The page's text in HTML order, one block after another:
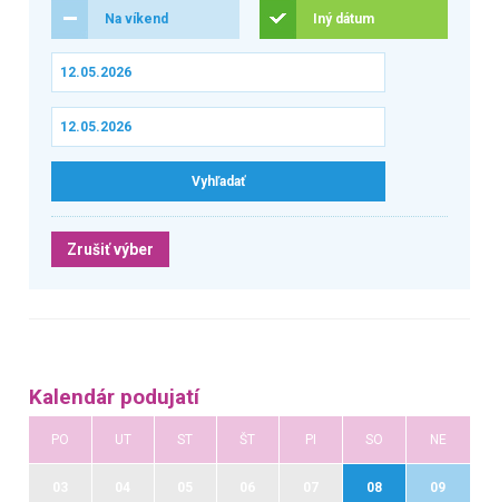
Na víkend Iný dátum
Zrušiť výber
Kalendár podujatí
PO UT ST ŠT PI SO NE
08 09